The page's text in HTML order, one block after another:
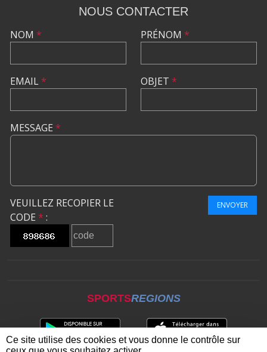
NOUS CONTACTER
NOM *
EMAIL*
PRÉNOM *
OBJET *
MESSAGE *
VEUILLEZ RECOPIER LE
CODE * :
ENVOYER
SPORTSREGIONS
Ce site utilise des cookies et vous donne le contrôle sur